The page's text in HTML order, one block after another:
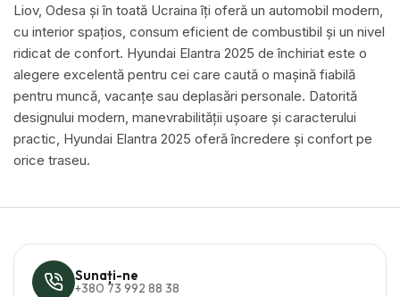
Liov, Odesa și în toată Ucraina îți oferă un automobil modern,
cu interior spațios, consum eficient de combustibil și un nivel
ridicat de confort. Hyundai Elantra 2025 de închiriat este o
alegere excelentă pentru cei care caută o mașină fiabilă
pentru muncă, vacanțe sau deplasări personale. Datorită
designului modern, manevrabilității ușoare și caracterului
practic, Hyundai Elantra 2025 oferă încredere și confort pe
orice traseu.
Sunați-ne
+380 73 992 88 38